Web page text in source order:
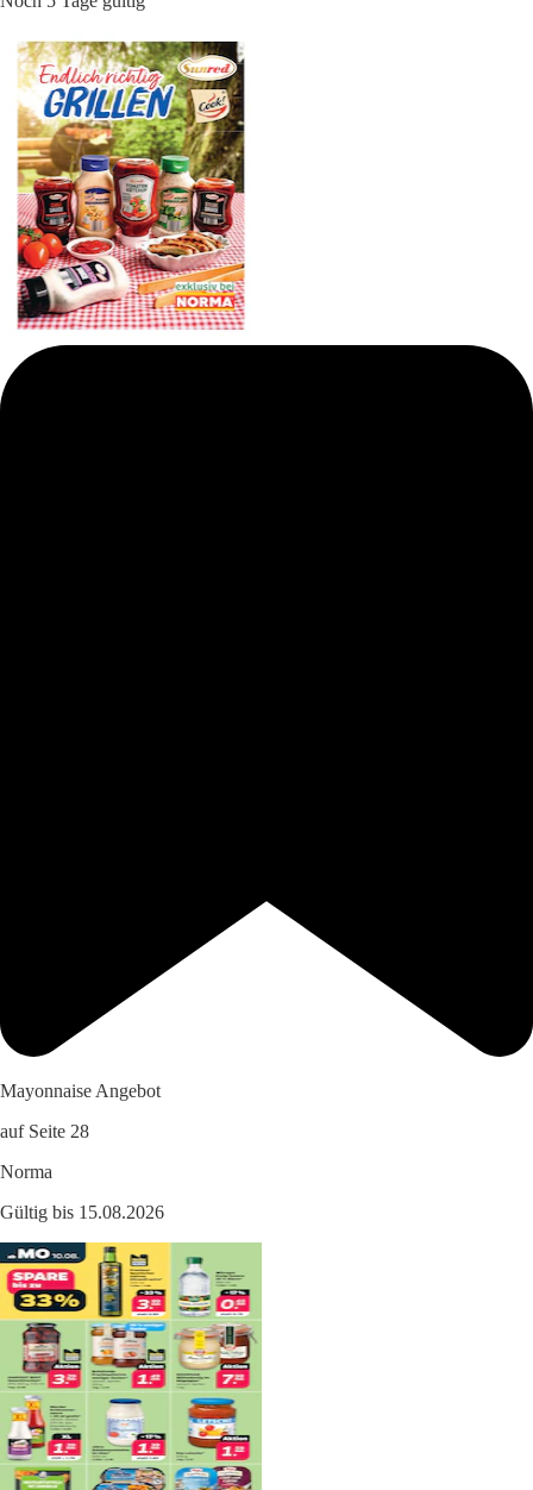
Mayonnaise Angebot
auf Seite 28
Norma
Gültig bis 15.08.2026